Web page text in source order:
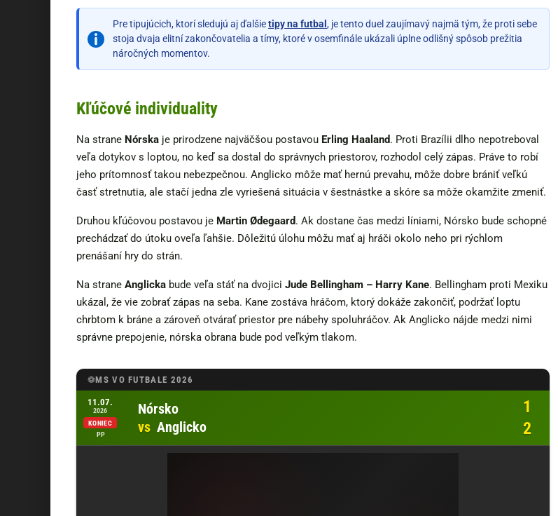
Pre tipujúcich, ktorí sledujú aj ďalšietipy na futbal , je tento duel zaujímavý najmä tým, že proti sebe
stoja dvaja elitní zakončovatelia a tímy, ktoré v osemfinále ukázali úplne odlišný spôsob prežitia
náročných momentov.
Kľúčové individuality
Na strane Nórska je prirodzene najväčšou postavou Erling Haaland. Proti Brazílii dlho nepotreboval
veľa dotykov s loptou, no keď sa dostal do správnych priestorov, rozhodol celý zápas. Práve to robí
jeho prítomnosť takou nebezpečnou. Anglicko môže mať hernú prevahu, môže dobre brániť veľkú
časť stretnutia, ale stačí jedna zle vyriešená situácia v šestnástke a skóre sa môže okamžite zmeniť.
Druhou kľúčovou postavou je Martin Ødegaard. Ak dostane čas medzi líniami, Nórsko bude schopné
prechádzať do útoku oveľa ľahšie. Dôležitú úlohu môžu mať aj hráči okolo neho pri rýchlom
prenášaní hry do strán.
Na strane Anglicka bude veľa stáť na dvojici Jude Bellingham – Harry Kane. Bellingham proti Mexiku
ukázal, že vie zobrať zápas na seba. Kane zostáva hráčom, ktorý dokáže zakončiť, podržať loptu
chrbtom k bráne a zároveň otvárať priestor pre nábehy spoluhráčov. Ak Anglicko nájde medzi nimi
správne prepojenie, nórska obrana bude pod veľkým tlakom.
MS VO FUTBALE 2026
Otvoriť zápas Nórsko vs Anglicko u Tipsport
Nórsko
vs Anglicko
11.07.
2026
KONIEC
PP